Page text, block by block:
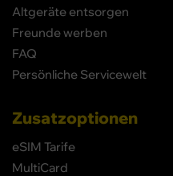
Altgeräte entsorgen
Freunde werben
FAQ
Persönliche Servicewelt
Zusatzoptionen
eSIM Tarife
MultiCard